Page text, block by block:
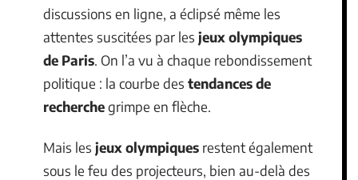
discussions en ligne, a éclipsé même les
attentes suscitées par les jeux olympiques
de Paris. On l’a vu à chaque rebondissement
politique : la courbe des tendances de
recherchegrimpe en flèche.
Mais les jeux olympiques restent également
sous le feu des projecteurs, bien au-delà des